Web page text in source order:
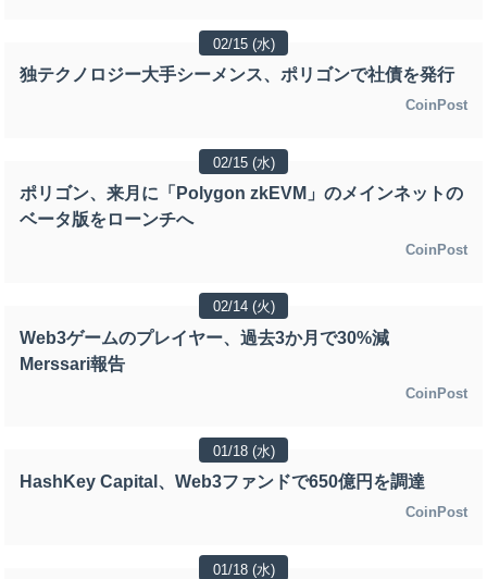
02/15 (水)
独テクノロジー大手シーメンス、ポリゴンで社債を発行
CoinPost
02/15 (水)
ポリゴン、来月に「Polygon zkEVM」のメインネットの
ベータ版をローンチへ
CoinPost
02/14 (火)
Web3ゲームのプレイヤー、過去3か月で30%減
Merssari報告
CoinPost
01/18 (水)
HashKey Capital、Web3ファンドで650億円を調達
CoinPost
01/18 (水)